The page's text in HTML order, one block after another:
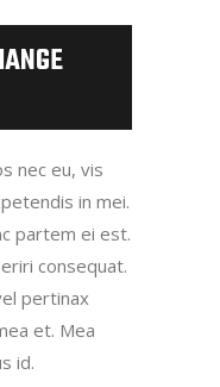
nec eu, vis
in mei.
partem ei est.
consequat.
pertinax
et. Mea
id.